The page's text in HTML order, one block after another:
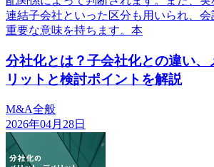
連結子会社といった区分も用いられ、
重要な意味を持ちます。本
分社化とは？子会社化との違い、
リットと検討ポイントを解説
M&A全般
2026年04月28日